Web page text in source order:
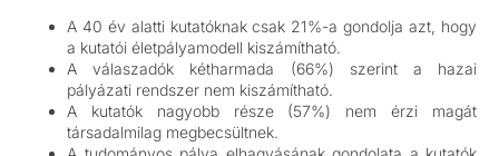
A 40 év alatti kutatóknak csak 21%-a gondolja azt, hogy
a kutatói életpályamodell kiszámítható.
A válaszadók kétharmada (66%) szerint a hazai
pályázati rendszer nem kiszámítható.
A kutatók nagyobb része (57%) nem érzi magát
társadalmilag megbecsültnek.